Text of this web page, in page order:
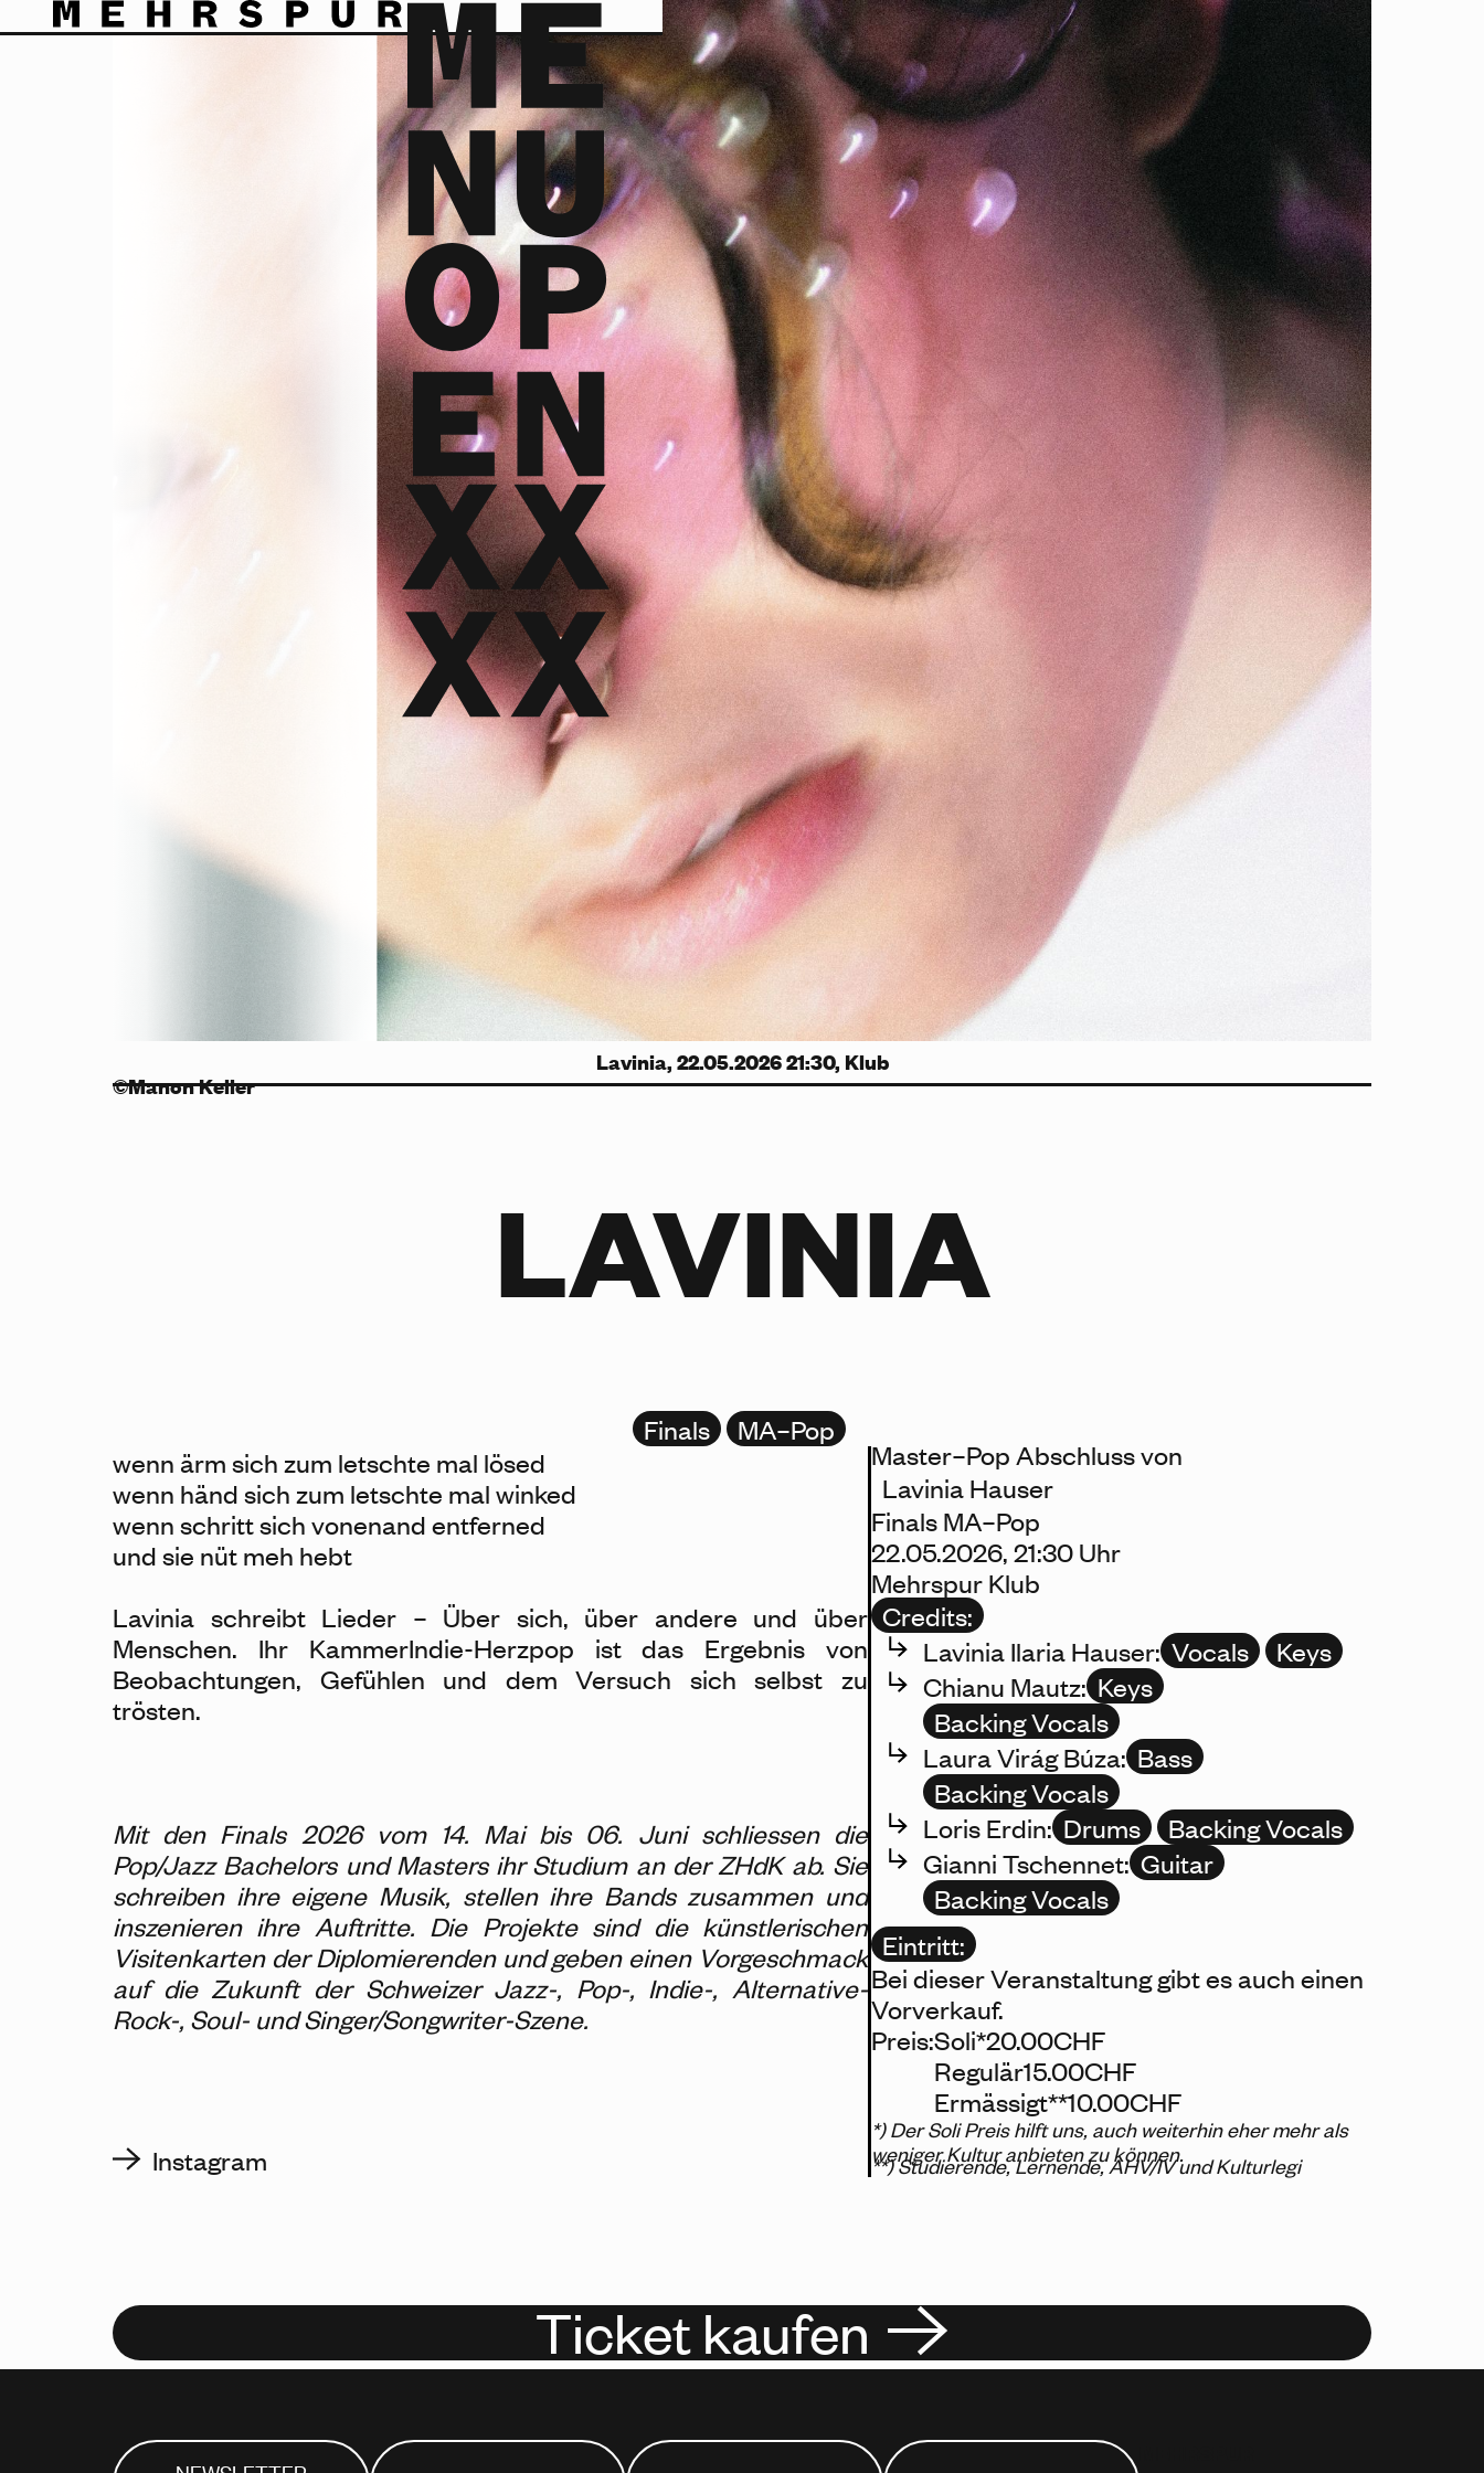
Lavinia, 22.05.2026 21:30, Klub
Manon Keller
LAVINIA
Finals
MA–Pop
wenn ärm sich zum letschte mal lösed
wenn händ sich zum letschte mal winked
wenn schritt sich vonenand entferned
und sie nüt meh hebt
Lavinia schreibt Lieder – Über sich, über andere und über
Menschen. Ihr KammerIndie-Herzpop ist das Ergebnis von
Beobachtungen, Gefühlen und dem Versuch sich selbst zu
trösten.
Mit den Finals 2026 vom 14. Mai bis 06. Juni schliessen die
Pop/Jazz Bachelors und Masters ihr Studium an der ZHdK ab. Sie
schreiben ihre eigene Musik, stellen ihre Bands zusammen und
inszenieren ihre Auftritte. Die Projekte sind die künstlerischen
Visitenkarten der Diplomierenden und geben einen Vorgeschmack
auf die Zukunft der Schweizer Jazz-, Pop-, Indie-, Alternative-
Rock-, Soul- und Singer/Songwriter-Szene.
Instagram
Master–Pop Abschluss von
Lavinia Hauser
Finals MA–Pop
22.05.2026, 21:30 Uhr
Mehrspur Klub
Credits:
Lavinia Ilaria Hauser: Vocals
Keys
Chianu Mautz: Keys
Backing Vocals
Laura Virág Búza: Bass
Backing Vocals
Loris Erdin: Drums
Backing Vocals
Gianni Tschennet: Guitar
Backing Vocals
Eintritt:
Bei dieser Veranstaltung gibt es auch einen
Vorverkauf.
Preis:Soli*20.00CHF
Regulär15.00CHF
Ermässigt**10.00CHF
*) Der Soli Preis hilft uns, auch weiterhin eher mehr als
weniger Kultur anbieten zu können.
**) Studierende, Lernende, AHV/IV und Kulturlegi
Ticket kaufen